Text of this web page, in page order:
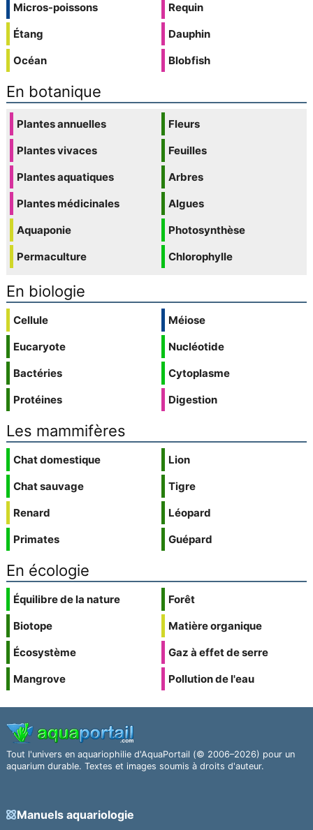
Micros-poissons
Étang
Océan
Requin
Dauphin
Blobfish
En botanique
Plantes annuelles
Plantes vivaces
Plantes aquatiques
Plantes médicinales
Aquaponie
Permaculture
Fleurs
Feuilles
Arbres
Algues
Photosynthèse
Chlorophylle
En biologie
Cellule
Eucaryote
Bactéries
Protéines
Méiose
Nucléotide
Cytoplasme
Digestion
Les mammifères
Chat domestique
Chat sauvage
Renard
Primates
Lion
Tigre
Léopard
Guépard
En écologie
Équilibre de la nature
Biotope
Écosystème
Mangrove
Forêt
Matière organique
Gaz à effet de serre
Pollution de l'eau
Tout l'univers en aquariophilie d'AquaPortail (© 2006–2026) pour un
aquarium durable. Textes et images soumis à droits d'auteur.
Manuels aquariologie